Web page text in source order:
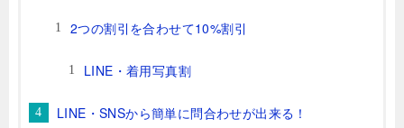
2つの割引を合わせて10%割引
LINE・着用写真割
LINE・SNSから簡単に問合わせが出来る！